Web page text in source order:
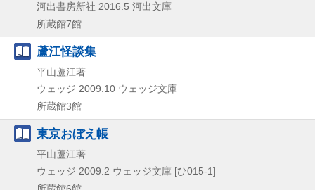
河出書房新社 2016.5 河出文庫
所蔵館7館
蘆江怪談集
平山蘆江著
ウェッジ 2009.10 ウェッジ文庫
所蔵館3館
東京おぼえ帳
平山蘆江著
ウェッジ 2009.2 ウェッジ文庫 [ひ015-1]